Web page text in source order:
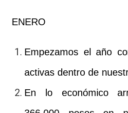
ENERO
Empezamos el año
activas dentro de
En lo económico